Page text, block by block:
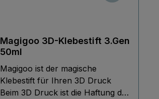
Magigoo 3D-Klebestift 3.Gen
50ml
Magigoo ist der magische
Klebestift für Ihren 3D Druck
Beim 3D Druck ist die Haftung des